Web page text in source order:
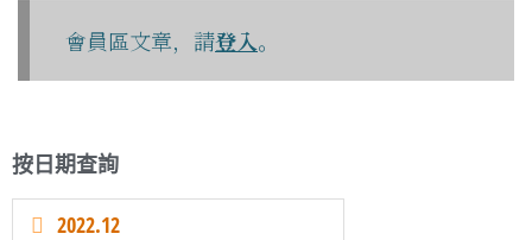
會員區文章，請登入。
按日期查詢
2022.12